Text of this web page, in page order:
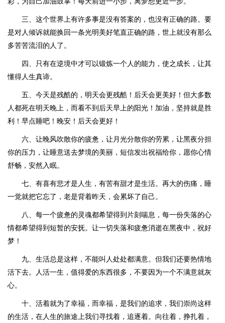
三、这个世界上有许多事是没有答案的，也没有正确的路。要
是对人倾诉就能换回一条光明美好笔直正确的路，世上就没有那么
多苦苦流泪的人了。
四、只有在逆境中才可以锻炼一个人的能力，使之成长，让其
懂得人生真谛。
五、今天是残酷的，明天会更残酷！后天会更美好！但大多数
人都死在明天晚上，而看不到后天早上的阳光！加油，坚持就是胜
利！早点睡吧！晚安！后天会更好！
六、让晚风吹散你的疲惫，让月光分散你的劳累，让黑夜分担
你的压力，让睡意送去梦境的美丽，短信发出祝福给你，愿你心情
舒畅，安然入眠。
七、有喜有悲才是人生，有苦有甜才是生活。再大的伤痛，睡
一觉就把它忘了，老是背着昨天，会累坏了自己。
八、每一个疲惫的灵魂都希望得到片刻喘息，每一份失落的心
情都希望得到短暂的安抚。让一切失落和疲惫消逝在黑夜中，祝好
梦！
九、生活总是这样，不能叫人处处都满意。但我们还要热情地
活下去。人活一生，值得爱的东西很多，不要因为一个不满意就灰
心。
十、活着就为了幸福，而幸福，是我们的追求，我们崇尚这样
的生活，在人生的旅途上我们寻找着，追逐着。向往着，挣扎着，